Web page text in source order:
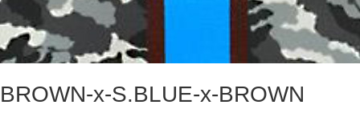
BROWN-x-S.BLUE-x-BROWN